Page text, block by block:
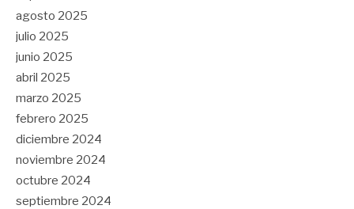
agosto 2025
julio 2025
junio 2025
abril 2025
marzo 2025
febrero 2025
diciembre 2024
noviembre 2024
octubre 2024
septiembre 2024